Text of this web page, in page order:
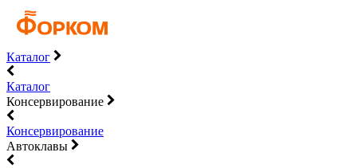
Каталог
Каталог
Консервирование
Консервирование
Автоклавы